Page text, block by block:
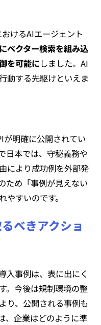
けるAIエージェント
ベクター検索を組み込
を可能にしました。AI
動する先駆けといえま
が明確に公開されてい
日本では、守秘義務や
により成功例を外部発
ため「事例が見えない
すいのです。
べきアクショ
入事例は、表に出にく
。今後は規制環境の整
り、公開される事例も
、企業はどのように準